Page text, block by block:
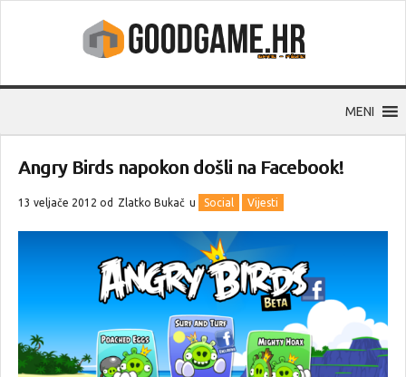
MENI
Angry Birds napokon došli na Facebook!
13 veljače 2012 od Zlatko Bukač u Social Vijesti